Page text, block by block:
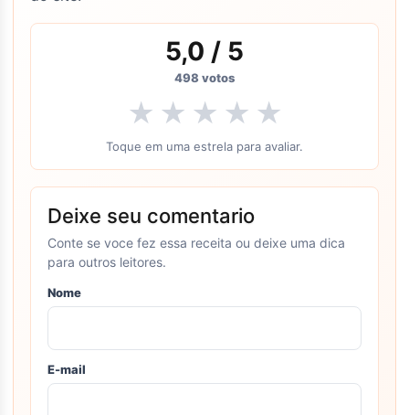
5,0 / 5
498votos
★ ★ ★ ★ ★
Toque em uma estrela para avaliar.
Deixe seu comentario
Conte se voce fez essa receita ou deixe uma dica
para outros leitores.
Nome
E-mail